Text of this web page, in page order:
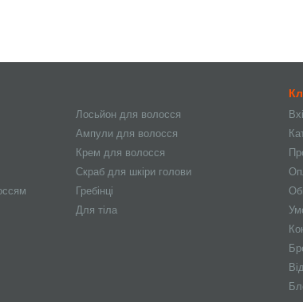
Лосьйон для волосся
Ампули для волосся
Крем для волосся
Скраб для шкіри голови
Гребінці
Для тіла